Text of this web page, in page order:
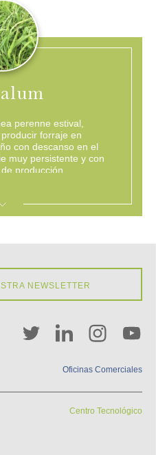
perenne estival,
forraje en
con descanso en el
muy persistente y con
producción.
NEWSLETTER
Oficinas Comerciales
+598 2929 2900
Centro Tecnológico